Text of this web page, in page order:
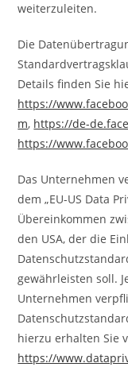
weiterzuleiten.
Die
Details finden Sie
https://
m, https://de-
https://
Das Unternehmen
dem „EU-US Data
Übereinkommen
den USA, der die
gewährleisten soll.
Unternehmen
hierzu erhalten Sie
https://